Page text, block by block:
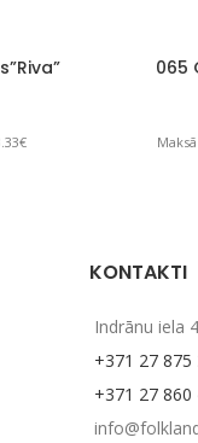
065
KONTAKTI
Indrānu iela
+371 27 875
+371 27 860